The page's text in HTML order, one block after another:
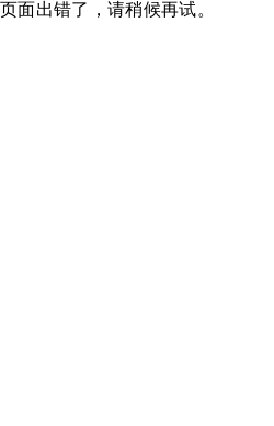
页面出错了，请稍候再试。